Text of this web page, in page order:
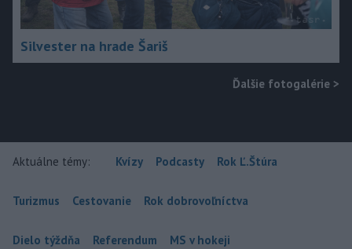
Silvester na hrade Šariš
Ďalšie fotogalérie >
Aktuálne témy: Kvízy Podcasty Rok Ľ.Štúra
Turizmus Cestovanie Rok dobrovoľníctva
Dielo týždňa Referendum MS v hokeji